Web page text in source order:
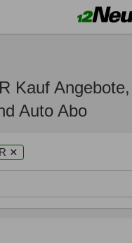
Kauf
Auto Abo
✕